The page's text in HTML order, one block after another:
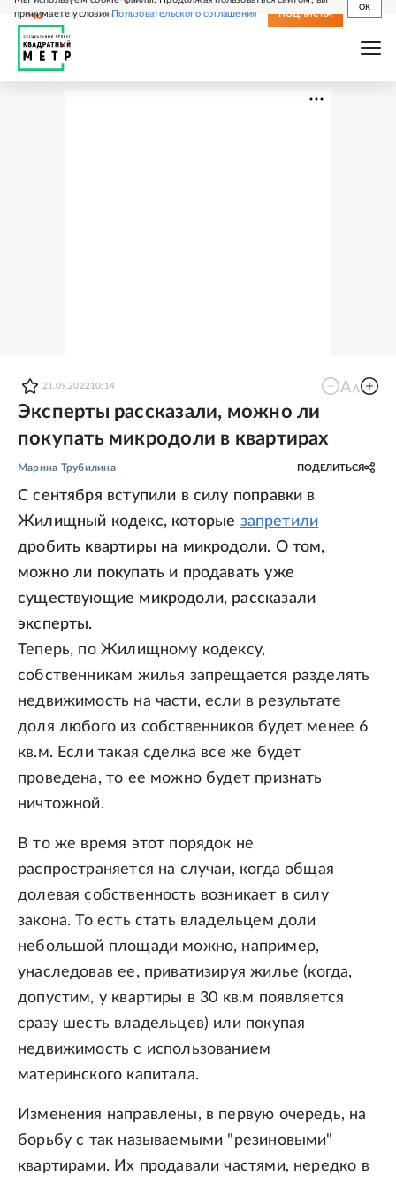
принимаете условияПользовательского соглашения
OK
СВЕЖИЙ НОМЕР ПОДПИСКА
21.09.2022 10:14
Эксперты рассказали, можно ли
покупать микродоли в квартирах
Марина Трубилина ПОДЕЛИТЬСЯ
С сентября вступили в силу поправки в
Жилищный кодекс, которые запретили
дробить квартиры на микродоли. О том,
можно ли покупать и продавать уже
существующие микродоли, рассказали
эксперты.
Теперь, по Жилищному кодексу,
собственникам жилья запрещается разделять
недвижимость на части, если в результате
доля любого из собственников будет менее 6
кв.м. Если такая сделка все же будет
проведена, то ее можно будет признать
ничтожной.
В то же время этот порядок не
распространяется на случаи, когда общая
долевая собственность возникает в силу
закона. То есть стать владельцем доли
небольшой площади можно, например,
унаследовав ее, приватизируя жилье (когда,
допустим, у квартиры в 30 кв.м появляется
сразу шесть владельцев) или покупая
недвижимость с использованием
материнского капитала.
Изменения направлены, в первую очередь, на
борьбу с так называемыми "резиновыми"
квартирами. Их продавали частями, нередко в